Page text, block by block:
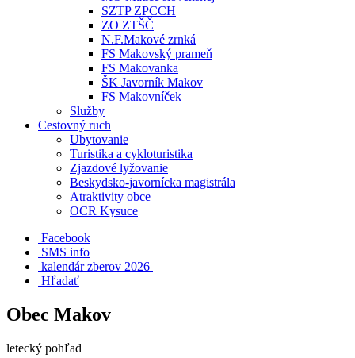
SZTP ZPCCH
ZO ZTŠČ
N.F.Makové zrnká
FS Makovský prameň
FS Makovanka
ŠK Javorník Makov
FS Makovníček
Služby
Cestovný ruch
Ubytovanie
Turistika a cykloturistika
Zjazdové lyžovanie
Beskydsko-javornícka magistrála
Atraktivity obce
OCR Kysuce
Facebook
SMS info
​ kalendár zberov 2026
Hľadať
Obec Makov
letecký pohľad